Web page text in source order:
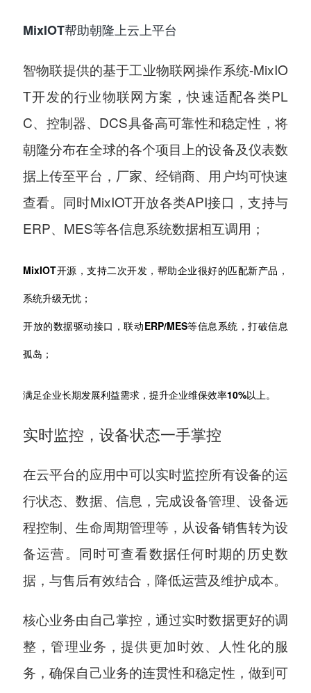
MixIOT帮助朝隆上云上平台
智物联提供的基于工业物联网操作系统-MixIO
T开发的行业物联网方案，快速适配各类PL
C、控制器、DCS具备高可靠性和稳定性，将
朝隆分布在全球的各个项目上的设备及仪表数
据上传至平台，厂家、经销商、用户均可快速
查看。同时MixIOT开放各类API接口，支持与
ERP、MES等各信息系统数据相互调用；
MixIOT开源，支持二次开发，帮助企业很好的匹配新产品，
系统升级无忧；
开放的数据驱动接口，联动ERP/MES等信息系统，打破信息
孤岛；
满足企业长期发展利益需求，提升企业维保效率10%以上。
实时监控，设备状态一手掌控
在云平台的应用中可以实时监控所有设备的运
行状态、数据、信息，完成设备管理、设备远
程控制、生命周期管理等，从设备销售转为设
备运营。同时可查看数据任何时期的历史数
据，与售后有效结合，降低运营及维护成本。
核心业务由自己掌控，通过实时数据更好的调
整，管理业务，提供更加时效、人性化的服
务，确保自己业务的连贯性和稳定性，做到可